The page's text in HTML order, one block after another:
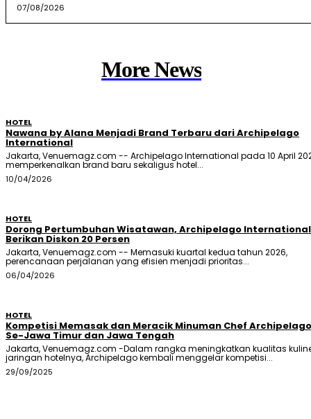
07/08/2026
More News
HOTEL
Nawana by Alana Menjadi Brand Terbaru dari Archipelago
International
Jakarta, Venuemagz.com -- Archipelago International pada 10 April
memperkenalkan brand baru sekaligus hotel...
10/04/2026
HOTEL
Dorong Pertumbuhan Wisatawan, Archipelago International
Berikan Diskon 20 Persen
Jakarta, Venuemagz.com -- Memasuki kuartal kedua tahun 2026,
perencanaan perjalanan yang efisien menjadi prioritas...
06/04/2026
HOTEL
Kompetisi Memasak dan Meracik Minuman Chef Archipelago
Se-Jawa Timur dan Jawa Tengah
Jakarta, Venuemagz.com -Dalam rangka meningkatkan kualitas
jaringan hotelnya, Archipelago kembali menggelar kompetisi...
29/09/2025